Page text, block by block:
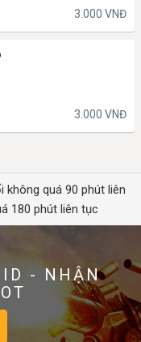
3.000 VNĐ
3.000 VNĐ
không quá 90 phút liên
180 phút liên tục
- NHẬN